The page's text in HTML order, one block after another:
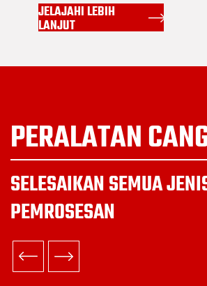
JELAJAHI LEBIH
LANJUT
PERALATAN
SELESAIKAN SEMUA
PEMROSESAN